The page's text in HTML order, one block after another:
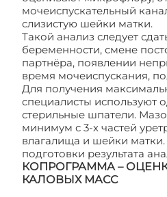
мочеиспускательный
слизистую шейки матки.
Такой анализ следует
беременности, смене
партнёра, появлении
время мочеиспускания,
Для получения
специалисты используют
стерильные шпатели.
минимум с 3-х частей
влагалища и шейки матки.
подготовки результата
КОПРОГРАММА –
КАЛОВЫХ МАСС